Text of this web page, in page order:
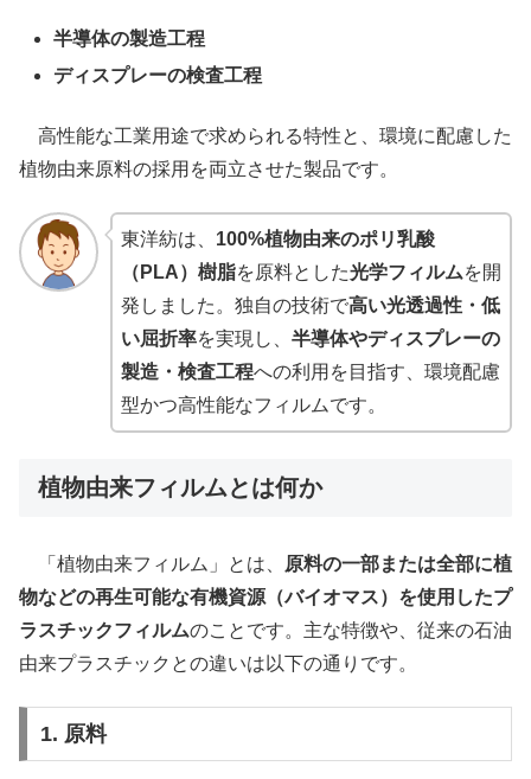
半導体の製造工程
ディスプレーの検査工程
高性能な工業用途で求められる特性と、環境に配慮した
植物由来原料の採用を両立させた製品です。
東洋紡は、 100%植物由来のポリ乳酸
（PLA）樹脂を原料とした光学フィルムを開
発しました。独自の技術で高い光透過性・低
い屈折率を実現し、 半導体やディスプレーの
製造・検査工程への利用を目指す、環境配慮
型かつ高性能なフィルムです。
植物由来フィルムとは何か
「植物由来フィルム」とは、
原料の一部または全部に植
物などの再生可能な有機資源（バイオマス）を使用したプ
ラスチックフィルムのことです。主な特徴や、従来の石油
由来プラスチックとの違いは以下の通りです。
1. 原料